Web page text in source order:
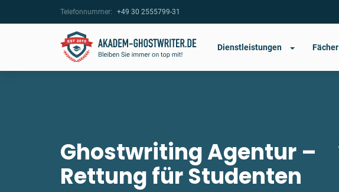
Telefonnummer: +49 30 2555799-31
Dienstleistungen Fächer
Ghostwriting Agentur –
Rettung für Studenten